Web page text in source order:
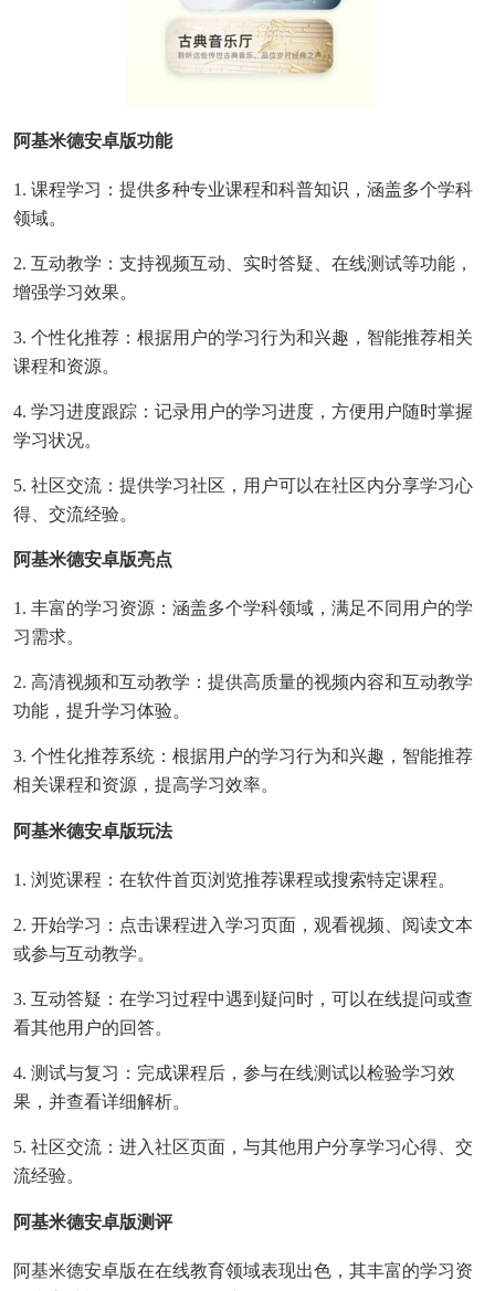
阿基米德安卓版功能
1. 课程学习：提供多种专业课程和科普知识，涵盖多个学科
领域。
2. 互动教学：支持视频互动、实时答疑、在线测试等功能，
增强学习效果。
3. 个性化推荐：根据用户的学习行为和兴趣，智能推荐相关
课程和资源。
4. 学习进度跟踪：记录用户的学习进度，方便用户随时掌握
学习状况。
5. 社区交流：提供学习社区，用户可以在社区内分享学习心
得、交流经验。
阿基米德安卓版亮点
1. 丰富的学习资源：涵盖多个学科领域，满足不同用户的学
习需求。
2. 高清视频和互动教学：提供高质量的视频内容和互动教学
功能，提升学习体验。
3. 个性化推荐系统：根据用户的学习行为和兴趣，智能推荐
相关课程和资源，提高学习效率。
阿基米德安卓版玩法
1. 浏览课程：在软件首页浏览推荐课程或搜索特定课程。
2. 开始学习：点击课程进入学习页面，观看视频、阅读文本
或参与互动教学。
3. 互动答疑：在学习过程中遇到疑问时，可以在线提问或查
看其他用户的回答。
4. 测试与复习：完成课程后，参与在线测试以检验学习效
果，并查看详细解析。
5. 社区交流：进入社区页面，与其他用户分享学习心得、交
流经验。
阿基米德安卓版测评
阿基米德安卓版在在线教育领域表现出色，其丰富的学习资